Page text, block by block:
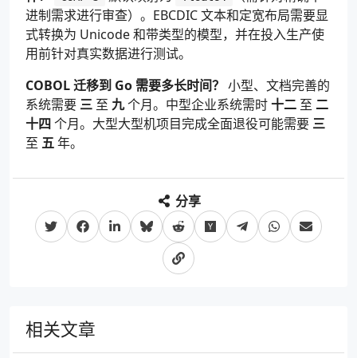
进制需求进行审查）。EBCDIC 文本和定宽布局需要显
式转换为 Unicode 和带类型的模型，并在投入生产使
用前针对真实数据进行测试。
COBOL 迁移到 Go 需要多长时间？ 小型、文档完善的
系统需要 三 至 九个月。中型企业系统需时十二 至 二
十四个月。大型大型机项目完成全面退役可能需要 三
至 五年。
分享
相关文章